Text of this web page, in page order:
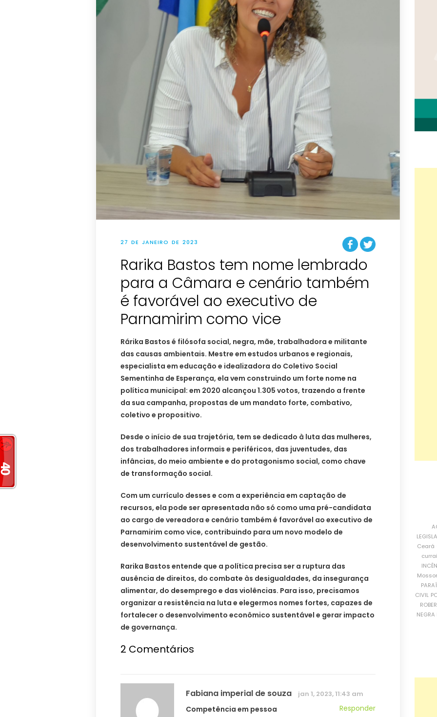
27 DE JANEIRO DE 2023
Rarika Bastos tem nome lembrado
para a Câmara e cenário também
é favorável ao executivo de
Parnamirim como vice
Rárika Bastos é filósofa social, negra, mãe, trabalhadora e militante
das causas ambientais. Mestre em estudos urbanos e regionais,
especialista em educação e idealizadora do Coletivo Social
Sementinha de Esperança, ela vem construindo um forte nome na
política municipal: em 2020 alcançou 1.305 votos, trazendo a frente
da sua campanha, propostas de um mandato forte, combativo,
coletivo e propositivo.
Desde o início de sua trajetória, tem se dedicado à luta das mulheres,
dos trabalhadores informais e periféricos, das juventudes, das
infâncias, do meio ambiente e do protagonismo social, como chave
de transformação social.
Com um currículo desses e com a experiência em captação de
recursos, ela pode ser apresentada não só como uma pré-candidata
ao cargo de vereadora e cenário também é favorável ao executivo de
Parnamirim como vice, contribuindo para um novo modelo de
desenvolvimento sustentável de gestão.
Rarika Bastos entende que a política precisa ser a ruptura das
ausência de direitos, do combate às desigualdades, da insegurança
alimentar, do desemprego e das violências. Para isso, precisamos
organizar a resistência na luta e elegermos nomes fortes, capazes de
fortalecer o desenvolvimento econômico sustentável e gerar impacto
de governança.
2 Comentários
Fabiana imperial de souza jan 1, 2023, 11:43 am
Responder
Competência em pessoa
Ceará
CIVIL
NEGRA